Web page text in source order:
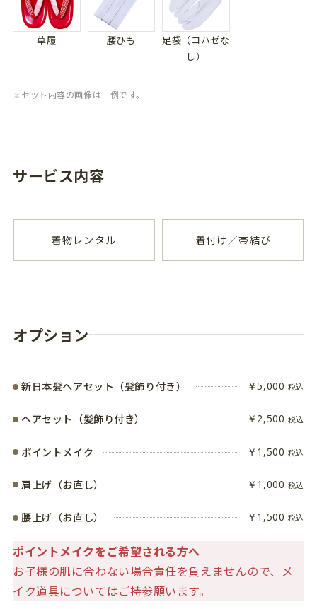
草履 腰ひも
足袋（コハゼな
し）
セット内容の画像は一例です。
サービス内容
着物レンタル 着付け／帯結び
オプション
新日本髪ヘアセット（髪飾り付き） ￥5,000 税込
ヘアセット（髪飾り付き） ￥2,500 税込
ポイントメイク ￥1,500 税込
肩上げ（お直し） ￥1,000 税込
腰上げ（お直し） ￥1,500 税込
ポイントメイクをご希望される方へ
お子様の肌に合わない場合責任を負えませんので、メ
イク道具についてはご持参願います。